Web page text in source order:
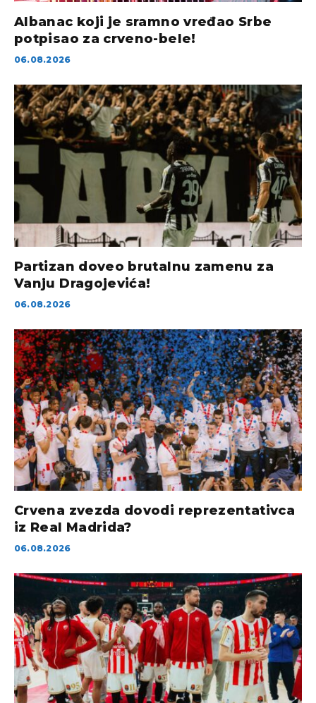
Albanac koji je sramno vređao Srbe
potpisao za crveno-bele!
06.08.2026
Partizan doveo brutalnu zamenu za
Vanju Dragojevića!
06.08.2026
Crvena zvezda dovodi reprezentativca
iz Real Madrida?
06.08.2026